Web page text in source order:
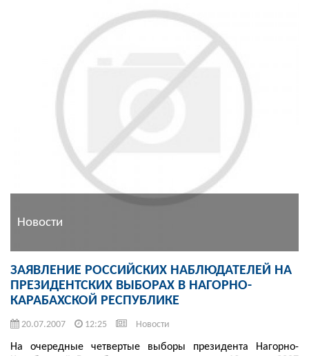
Новости
ЗАЯВЛЕНИЕ РОССИЙСКИХ НАБЛЮДАТЕЛЕЙ НА
ПРЕЗИДЕНТСКИХ ВЫБОРАХ В НАГОРНО-
КАРАБАХСКОЙ РЕСПУБЛИКЕ
20.07.2007 12:25 Новости
На очередные четвертые выборы президента Нагорно-